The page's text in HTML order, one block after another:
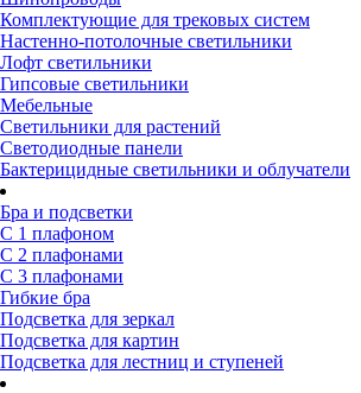
Комплектующие для трековых систем
Настенно-потолочные светильники
Лофт светильники
Гипсовые светильники
Мебельные
Светильники для растений
Светодиодные панели
Бактерицидные светильники и облучатели
Бра и подсветки
С 1 плафоном
С 2 плафонами
С 3 плафонами
Гибкие бра
Подсветка для зеркал
Подсветка для картин
Подсветка для лестниц и ступеней